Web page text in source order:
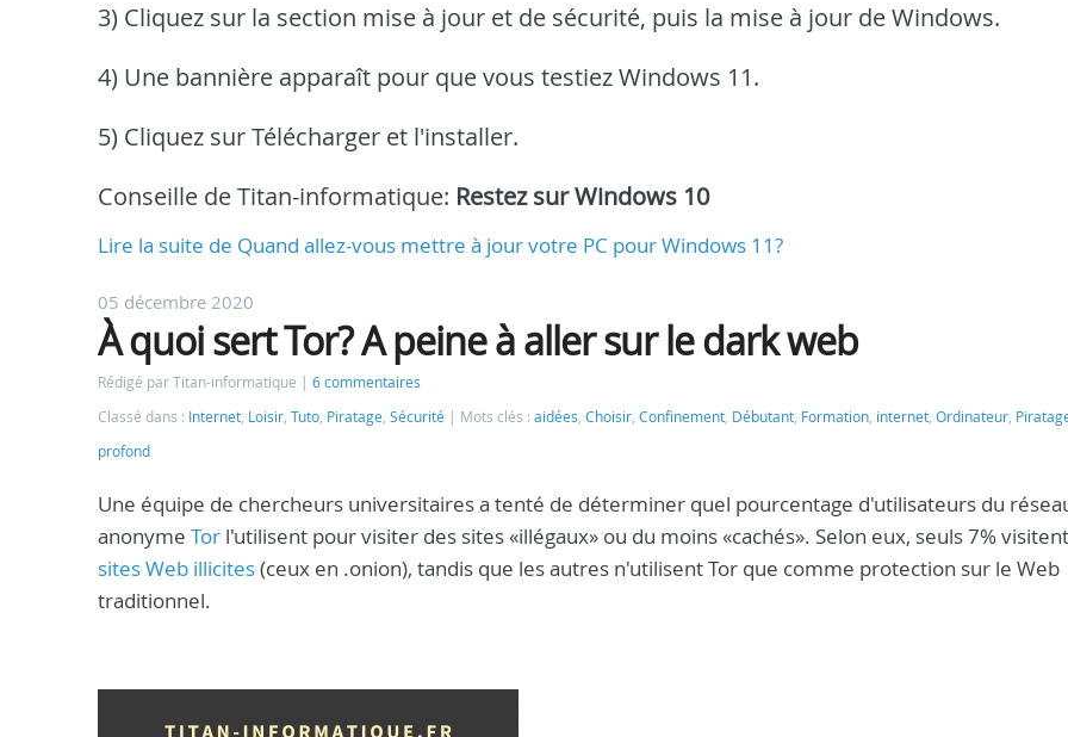
3) Cliquez sur la section mise à jour et de sécurité, puis la mise à jour de Windows.
4) Une bannière apparaît pour que vous testiez Windows 11.
5) Cliquez sur Télécharger et l'installer.
Conseille de Titan-informatique: Restez sur Windows 10
Lire la suite de Quand allez-vous mettre à jour votre PC pour Windows 11?
05 décembre 2020
À quoi sert Tor? A peine à aller sur le dark web
Rédigé par Titan-informatique
6 commentaires
Classé dans : Internet, Loisir, Tuto, Piratage, Sécurité Mots clés : aidées, Choisir, Confinement, Débutant, Formation, internet, Ordinateur,
profond
Une équipe de chercheurs universitaires a tenté de déterminer quel pourcentage d'utilisateurs du
anonyme Tor l'utilisent pour visiter des sites «illégaux» ou du moins «cachés». Selon eux, seuls 7%
sites Web illicites(ceux en .onion), tandis que les autres n'utilisent Tor que comme protection sur le Web
traditionnel.